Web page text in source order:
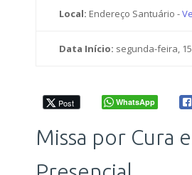
Local: Endereço Santuário -
Data Início: segunda-feira,
Post WhatsApp
Missa por Cura